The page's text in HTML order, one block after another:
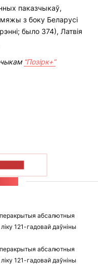
паказчыкаў,
з боку Беларусі
было 374), Латвія
“Позірк+”
абсалютныя
121-гадовай даўніны
абсалютныя
121-гадовай даўніны